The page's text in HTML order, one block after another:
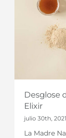
Desglose
Elixir
julio 30th, 2021
La Madre